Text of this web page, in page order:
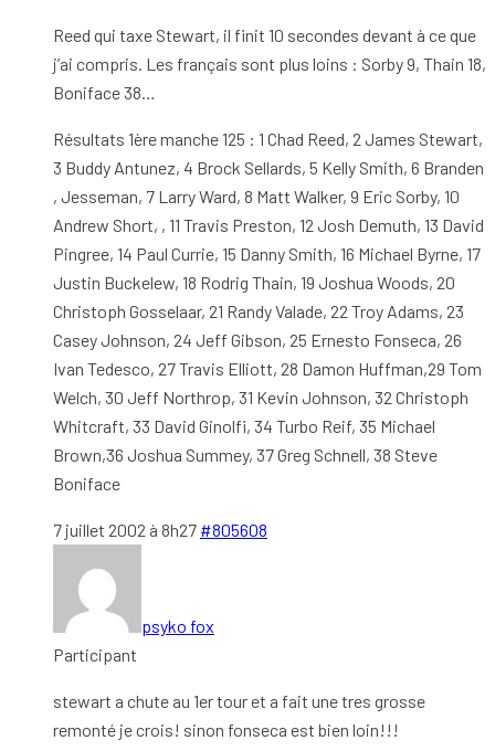
Reed qui taxe Stewart, il finit 10 secondes devant à ce que
j’ai compris. Les français sont plus loins : Sorby 9, Thain 18,
Boniface 38…
Résultats 1ère manche 125 : 1 Chad Reed, 2 James Stewart,
3 Buddy Antunez, 4 Brock Sellards, 5 Kelly Smith, 6 Branden
, Jesseman, 7 Larry Ward, 8 Matt Walker, 9 Eric Sorby, 10
Andrew Short, , 11 Travis Preston, 12 Josh Demuth, 13 David
Pingree, 14 Paul Currie, 15 Danny Smith, 16 Michael Byrne, 17
Justin Buckelew, 18 Rodrig Thain, 19 Joshua Woods, 20
Christoph Gosselaar, 21 Randy Valade, 22 Troy Adams, 23
Casey Johnson, 24 Jeff Gibson, 25 Ernesto Fonseca, 26
Ivan Tedesco, 27 Travis Elliott, 28 Damon Huffman,29 Tom
Welch, 30 Jeff Northrop, 31 Kevin Johnson, 32 Christoph
Whitcraft, 33 David Ginolfi, 34 Turbo Reif, 35 Michael
Brown,36 Joshua Summey, 37 Greg Schnell, 38 Steve
Boniface
7 juillet 2002 à 8h27 #805608
psyko fox
Participant
stewart a chute au 1er tour et a fait une tres grosse
remonté je crois! sinon fonseca est bien loin!!!